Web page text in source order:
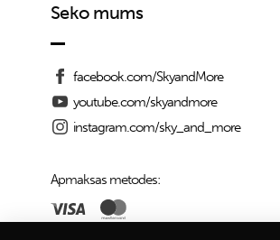
Seko mums
facebook.com/SkyandMore
youtube.com/skyandmore
instagram.com/sky_and_more
Apmaksas metodes: